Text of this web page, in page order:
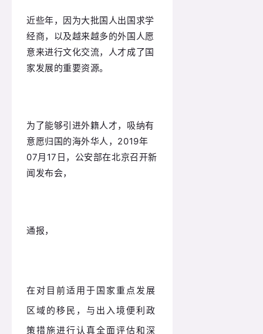
近些年，因为大批国人出国求学
经商，以及越来越多的外国人愿
意来进行文化交流，人才成了国
家发展的重要资源。
为了能够引进外籍人才，吸纳有
意愿归国的海外华人，2019年
07月17日，公安部在北京召开新
闻发布会，
通报，
在对目前适用于国家重点发展
区域的移民，与出入境便利政
策措施进行认真全面评估和深